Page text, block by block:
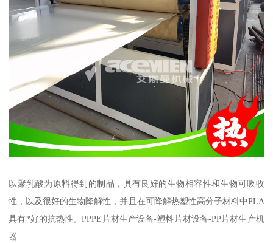
以聚乳酸为原料得到的制品，具有良好的生物相容性和生物可吸收
性，以及很好的生物降解性，并且在可降解热塑性高分子材料中PLA
具有*好的抗热性。PPPE片材生产设备-塑料片材设备-PP片材生产机
器